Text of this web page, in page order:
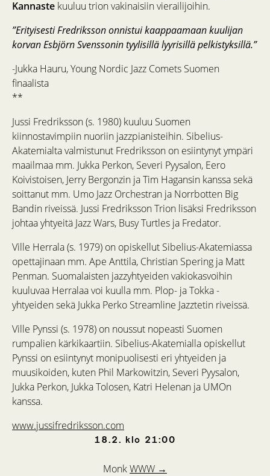
18.2. klo 21:00
MonkWWW →
Kannaste kuuluu trion vakinaisiin vierailijoihin.
”Erityisesti Fredriksson onnistui kaappaamaan kuulijan
korvan Esbjörn Svenssonin tyylisillä lyyrisillä pelkistyksillä.”
-­Jukka Hauru, Young Nordic Jazz Comets Suomen
finaalista
**
Jussi Fredriksson (s. 1980) kuuluu Suomen
kiinnostavimpiin nuoriin jazzpianisteihin. Sibelius­
Akatemialta valmistunut Fredriksson on esiintynyt ympäri
maailmaa mm. Jukka Perkon, Severi Pyysalon, Eero
Koivistoisen, Jerry Bergonzin ja Tim Hagansin kanssa sekä
soittanut mm. Umo Jazz Orchestran ja Norrbotten Big
Bandin riveissä. Jussi Fredriksson Trion lisäksi Fredriksson
johtaa yhtyeitä Jazz Wars, Busy Turtles ja Fredator.
Ville Herrala (s. 1979) on opiskellut Sibelius-­Akatemiassa
opettajinaan mm. Ape Anttila, Christian Spering ja Matt
Penman. Suomalaisten jazzyhtyeiden vakiokasvoihin
kuuluvaa Herralaa voi kuulla mm. Plop-­ ja Tokka -
yhtyeiden sekä Jukka Perko Streamline Jazztetin riveissä.
Ville Pynssi (s. 1978) on noussut nopeasti Suomen
rumpalien kärkikaartiin. Sibelius-­Akatemialla opiskellut
Pynssi on esiintynyt monipuolisesti eri yhtyeiden ja
muusikoiden, kuten Phil Markowitzin, Severi Pyysalon,
Jukka Perkon, Jukka Tolosen, Katri Helenan ja UMOn
kanssa.
www.jussifredriksson.com